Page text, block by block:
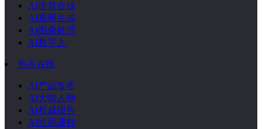
AI语音合成
AI视频生成
AI图像处理
AI数字人
热点在线
AI产品发布
AI大咖人物
AI权威报告
AI绘画课程